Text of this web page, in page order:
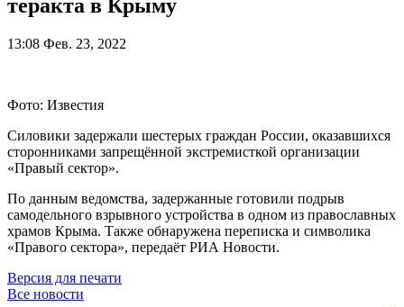
теракта в Крыму
13:08 Фев. 23, 2022
Фото: Известия
Силовики задержали шестерых граждан России, оказавшихся
сторонниками запрещённой экстремисткой организации
«Правый сектор».
По данным ведомства, задержанные готовили подрыв
самодельного взрывного устройства в одном из православных
храмов Крыма. Также обнаружена переписка и символика
«Правого сектора», передаёт РИА Новости.
Версия для печати
Все новости